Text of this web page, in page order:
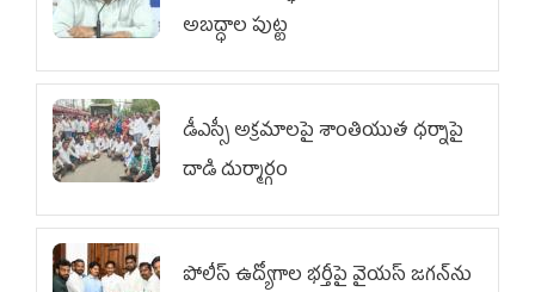
అబద్ధాల పుట్ట
డీఎస్సీ అక్రమాలపై శాంతియుత ధర్నాపై
దాడి దుర్మార్గం
పోలీస్ ఉద్యోగాల భర్తీపై వైయస్ జగన్‌ను